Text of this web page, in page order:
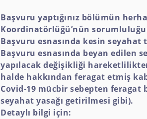
Başvuru yaptığınız bölümün
Koordinatörlüğü’nün
Başvuru esnasında kesin
Başvuru esnasında beyan edilen
yapılacak değişikliği
halde hakkından feragat etmiş
Covid-19 mücbir sebepten
seyahat yasağı getirilmesi gibi).
Detaylı bilgi için: